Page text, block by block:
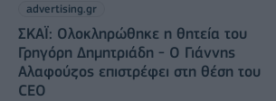
advertising.gr
ΣΚΑΪ: Ολοκληρώθηκε η θητεία του
Γρηγόρη Δημητριάδη - Ο Γιάννης
Αλαφούζος επιστρέφει στη θέση του
CEO